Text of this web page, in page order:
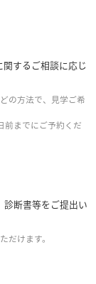
するご相談に応じ
の方法で、見学ご希
までにご予約くだ
診断書等をご提出い
だけます。